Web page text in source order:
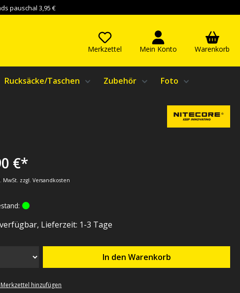
pauschal 3,95 €
Merkzettel Mein Konto Warenkorb
Rucksäcke/Taschen Zubehör Foto
€*
MwSt. zzgl. Versandkosten
Lieferzeit: 1-3 Tage
In den Warenkorb
hinzufügen